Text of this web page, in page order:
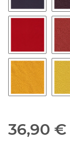
4550 - lila
4800 -
36,90 €